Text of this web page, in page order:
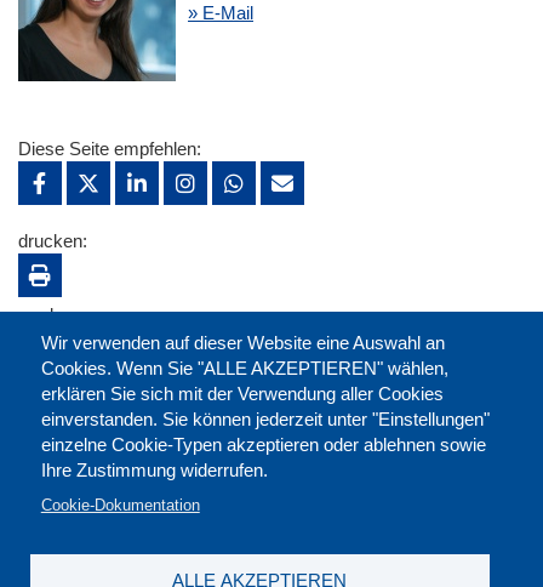
» E-Mail
Wir verwenden auf dieser Website eine Auswahl an
Cookies. Wenn Sie "ALLE AKZEPTIEREN" wählen,
erklären Sie sich mit der Verwendung aller Cookies
einverstanden. Sie können jederzeit unter "Einstellungen"
einzelne Cookie-Typen akzeptieren oder ablehnen sowie
Ihre Zustimmung widerrufen.
Cookie-Dokumentation
ALLE AKZEPTIEREN
Diese Seite empfehlen:
drucken:
merken: